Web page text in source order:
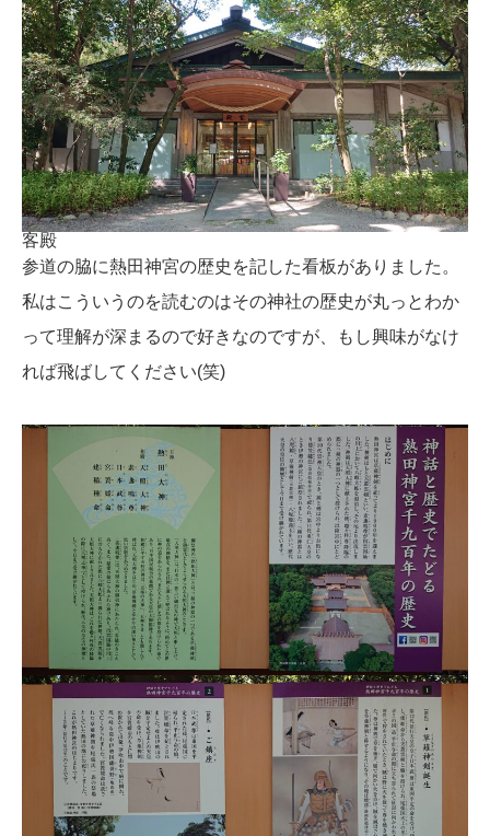
客殿
参道の脇に熱田神宮の歴史を記した看板がありました。
私はこういうのを読むのはその神社の歴史が丸っとわか
って理解が深まるので好きなのですが、もし興味がなけ
れば飛ばしてください(笑)